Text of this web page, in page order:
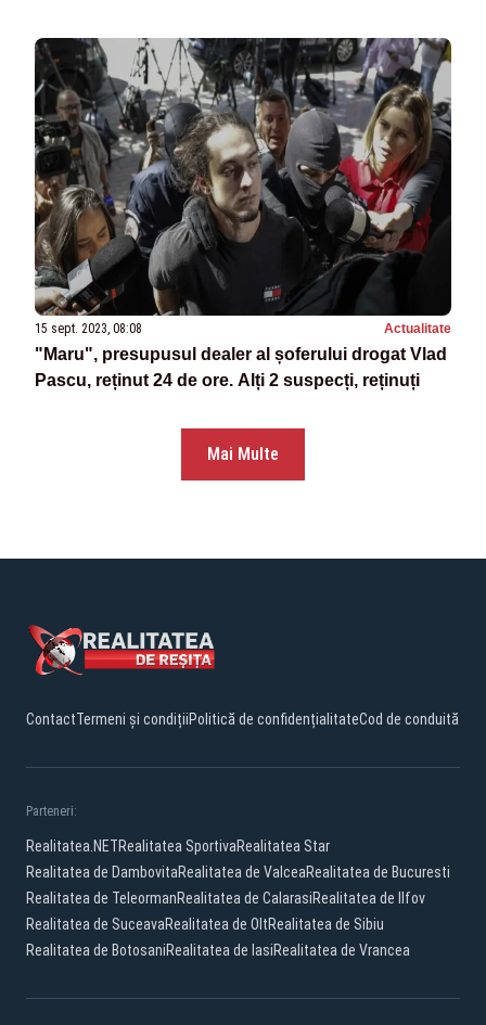
15 sept. 2023, 08:08 Actualitate
"Maru", presupusul dealer al șoferului drogat Vlad
Pascu, reținut 24 de ore. Alți 2 suspecți, reținuți
Mai Multe
ContactTermeni și condițiiPolitică de confidențialitateCod de conduită
Parteneri:
Realitatea.NETRealitatea SportivaRealitatea Star
Realitatea de DambovitaRealitatea de ValceaRealitatea de Bucuresti
Realitatea de TeleormanRealitatea de CalarasiRealitatea de Ilfov
Realitatea de SuceavaRealitatea de OltRealitatea de Sibiu
Realitatea de BotosaniRealitatea de IasiRealitatea de Vrancea